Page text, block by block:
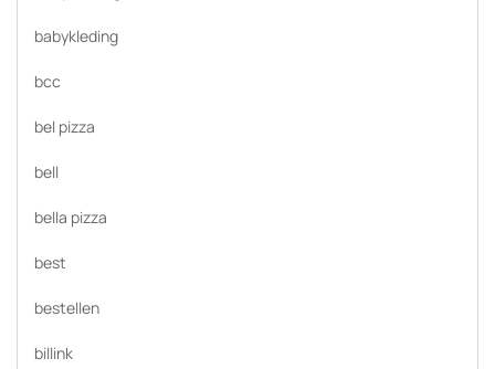
babykleding
bcc
bel pizza
bell
bella pizza
best
bestellen
billink